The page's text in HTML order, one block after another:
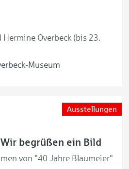
Overbeck (bis 23.
Museum
Ausstellungen
begrüßen ein Bild
von "40 Jahre Blaumeier"